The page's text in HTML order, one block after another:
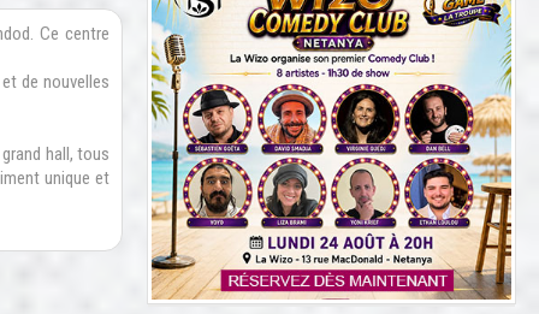
Ce centre
de nouvelles
hall, tous
unique et